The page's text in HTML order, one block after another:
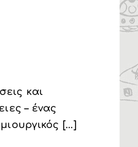
και
– ένας
[...]